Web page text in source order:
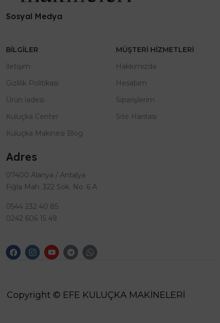
Sosyal Medya
BILGILER
İletişim
Gizlilik Politikası
Ürün İadesi
Kuluçka Center
Kuluçka Makinesi Blog
MÜŞTERI HIZMETLERI
Hakkımızda
Hesabım
Siparişlerim
Site Haritası
Adres
07400 Alanya / Antalya
Fığla Mah. 322 Sok. No. 6 A
0544 232 40 85
0242 606 15 49
Copyright © EFE KULUÇKA MAKİNELERİ